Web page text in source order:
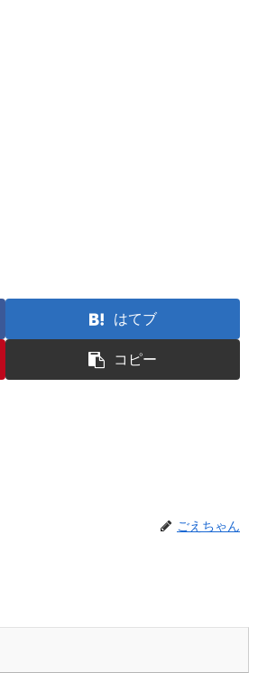
はてブ
コピー
ごえちゃん